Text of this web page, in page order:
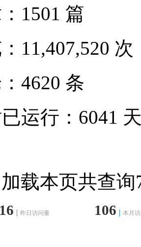
1501 篇
11,407,520 次
4620 条
运行：6041
加载本页共查
16 昨日访问量 106 本月